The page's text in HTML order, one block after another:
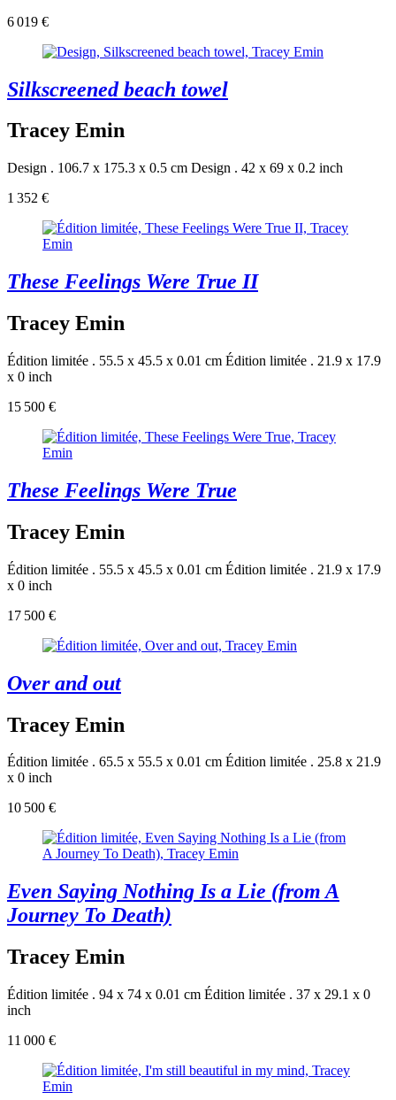
6 019 €
Silkscreened beach towel
Tracey Emin
Design . 106.7 x 175.3 x 0.5 cm Design . 42 x 69 x 0.2 inch
1 352 €
These Feelings Were True II
Tracey Emin
Édition limitée . 55.5 x 45.5 x 0.01 cm Édition limitée . 21.9 x 17.9
x 0 inch
15 500 €
These Feelings Were True
Tracey Emin
Édition limitée . 55.5 x 45.5 x 0.01 cm Édition limitée . 21.9 x 17.9
x 0 inch
17 500 €
Over and out
Tracey Emin
Édition limitée . 65.5 x 55.5 x 0.01 cm Édition limitée . 25.8 x 21.9
x 0 inch
10 500 €
Even Saying Nothing Is a Lie (from A
Journey To Death)
Tracey Emin
Édition limitée . 94 x 74 x 0.01 cm Édition limitée . 37 x 29.1 x 0
inch
11 000 €